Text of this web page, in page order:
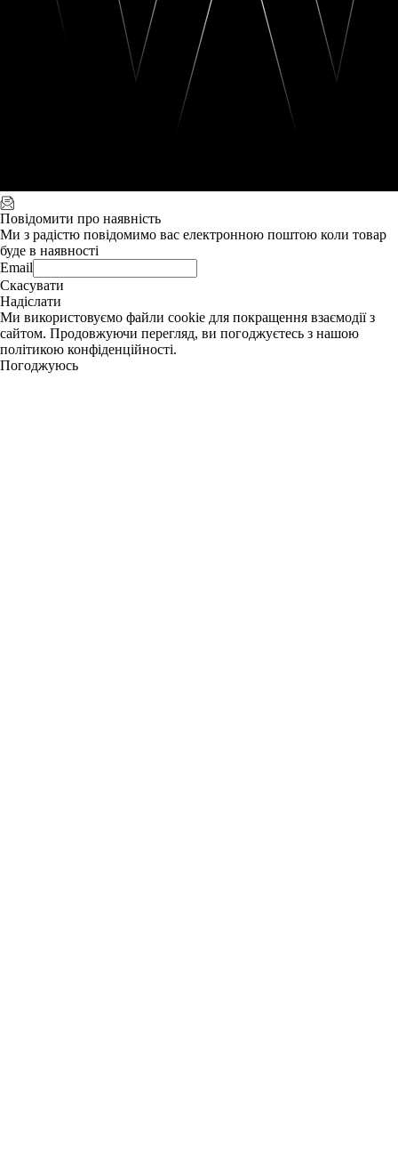
Повідомити про наявність
Ми з радістю повідомимо вас електронною поштою коли товар
буде в наявності
Email
Скасувати
Надіслати
Ми використовуємо файли cookie для покращення взаємодії з
сайтом. Продовжуючи перегляд, ви погоджуєтесь з нашою
політикою конфіденційності.
Погоджуюсь